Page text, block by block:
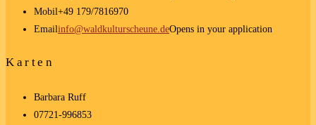
Mobil+49 179/7816970
Emailinfo@waldkulturscheune.deOpens in your application
Karten
Barbara Ruff
07721-996853